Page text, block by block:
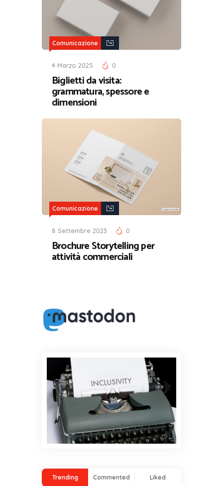
Comunicazione
4 Marzo 2025 0
Biglietti da visita:
grammatura, spessore e
dimensioni
Comunicazione
8 Settembre 2023 0
Brochure Storytelling per
attività commerciali
Trending Commented Liked